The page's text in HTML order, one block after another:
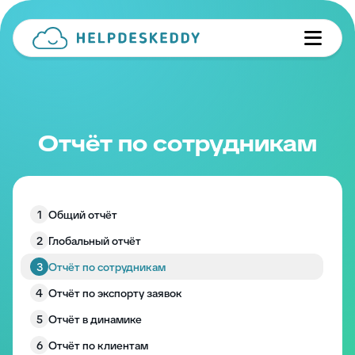
Отчёт по сотрудникам
1 Общий отчёт
2 Глобальный отчёт
3 Отчёт по сотрудникам
4 Отчёт по экспорту заявок
5 Отчёт в динамике
6 Отчёт по клиентам